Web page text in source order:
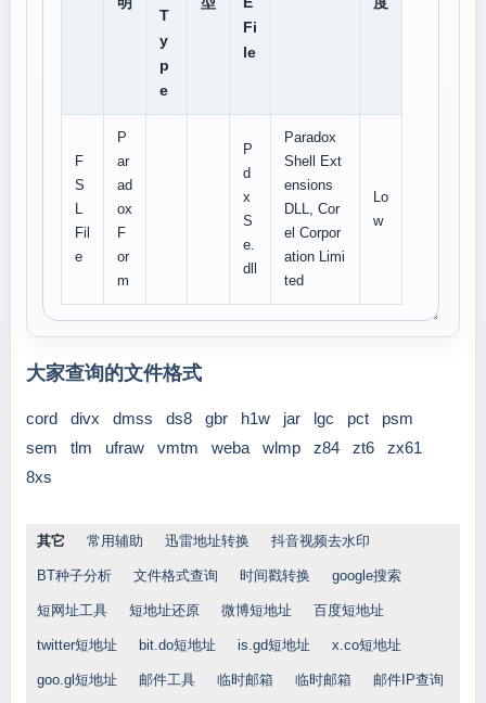
T
y
p
e
Fi
le
F
S
L
Fil
e
P
ar
ad
ox
F
or
m
P
d
x
S
e.
dll
Paradox
Shell Ext
ensions
DLL, Cor
el Corpor
ation Limi
ted
Lo
w
大家查询的文件格式
cord divx dmss ds8 gbr h1w jar lgc pct
psm
sem
tlm ufraw vmtm weba wlmp z84 zt6
zx61
8xs
其它 常用辅助 迅雷地址转换 抖音视频去水印
BT种子分析 文件格式查询 时间戳转换 google搜索
短网址工具 短地址还原 微博短地址 百度短地址
twitter短地址 bit.do短地址 is.gd短地址 x.co短地址
goo.gl短地址 邮件工具 临时邮箱 临时邮箱 邮件IP查询